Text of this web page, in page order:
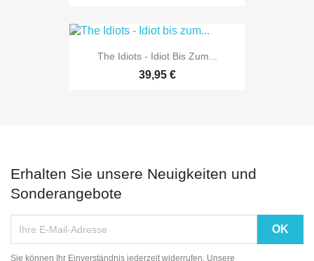
The Idiots - Idiot Bis Zum...
39,95 €
Erhalten Sie unsere Neuigkeiten und
Sonderangebote
Sie können Ihr Einverständnis jederzeit widerrufen. Unsere